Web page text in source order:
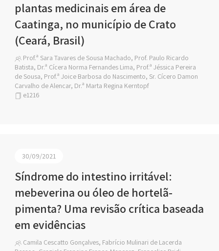
plantas medicinais em área de
Caatinga, no município de Crato
(Ceará, Brasil)
Prof.ª Sara Tavares de Sousa Machado, Prof. Paulo Ricardo
Batista, Dr.ª Cícera Norma Fernandes Lima, Prof.ª Jéssica Pereira
de Sousa, Prof.ª Joice Barbosa do Nascimento, Sr. Cícero Damon
Carvalho de Alencar, Dr.ª Marta Regina Kerntopf
e1216
30/09/2021
Síndrome do intestino irritável:
mebeverina ou óleo de hortelã-
pimenta? Uma revisão crítica baseada
em evidências
Camila Cescatto Gonçalves, Fabrício Mulinari de Lacerda